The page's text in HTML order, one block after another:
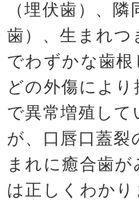
（埋伏歯）、
歯）、生まれつ
でわずかな歯
どの外傷によ
で異常増殖し
が、口唇口蓋裂
まれに癒合歯
は正しくわか